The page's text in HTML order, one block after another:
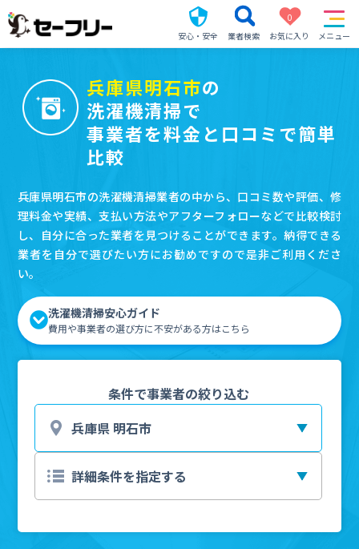
安心・安全 業者検索
0
お気に入り
メニュー
兵庫県明石市の
洗濯機清掃で
事業者を料金と口コミで簡単
比較
兵庫県明石市の洗濯機清掃業者の中から、口コミ数や評価、修
理料金や実績、支払い方法やアフターフォローなどで比較検討
し、自分に合った業者を見つけることができます。納得できる
業者を自分で選びたい方にお勧めですので是非ご利用くださ
い。
洗濯機清掃安心ガイド
費用や事業者の選び方に不安がある方はこちら
条件で事業者の絞り込む